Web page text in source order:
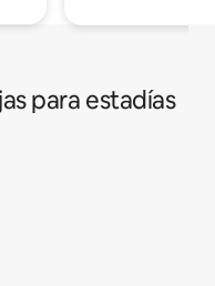
para estadías